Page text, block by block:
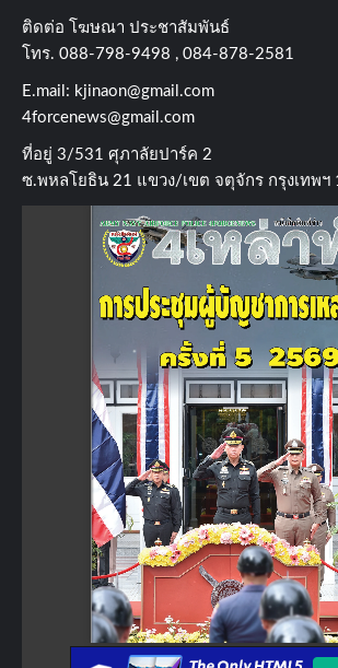
ติดต่อ​ โฆษณา​ ประชาสัมพันธ์
โทร​. 088-798-9498 , 084-878-2581
E.mail: kjinaon@gmail.com
4forcenews@gmail.com
ที่อยู่​ 3/531​ ศุภาลัยปาร์ค​ 2
ซ.พหลโยธิน​ 21​ แขวง/เขต​ จตุจักร​ กรุงเทพฯ